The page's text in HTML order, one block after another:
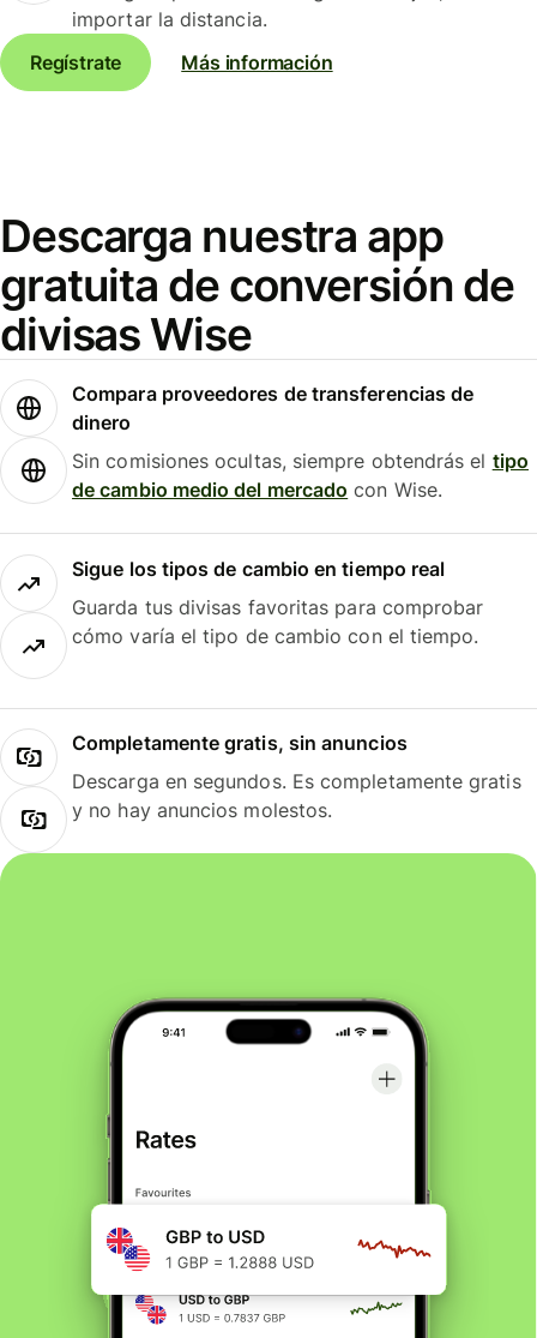
importar la distancia.
Regístrate
Más información
Descarga nuestra app
gratuita de conversión de
divisas Wise
Compara proveedores de transferencias de
dinero
Sin comisiones ocultas, siempre obtendrás el tipo
de cambio medio del mercado con Wise.
Sigue los tipos de cambio en tiempo real
Guarda tus divisas favoritas para comprobar
cómo varía el tipo de cambio con el tiempo.
Completamente gratis, sin anuncios
Descarga en segundos. Es completamente gratis
y no hay anuncios molestos.